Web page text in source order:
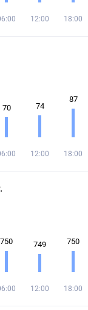
12:00 18:00
70 74
12:00
87
18:00
750 749
12:00
750
18:00